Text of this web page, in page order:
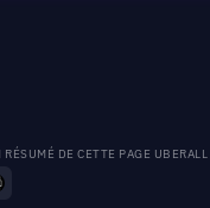
DE CETTE PAGE UBERALL